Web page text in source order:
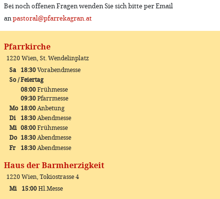
Bei noch offenen Fragen wenden Sie sich bitte per Email
an pastoral@pfarrekagran.at
Pfarrkirche
1220 Wien, St. Wendelinplatz
Sa
18:30 Vorabendmesse
So / Feiertag
08:00 Frühmesse
09:30 Pfarrmesse
Mo 18:00 Anbetung
Di
18:30 Abendmesse
Mi 08:00 Frühmesse
Do 18:30 Abendmesse
Fr
18:30 Abendmesse
Haus der Barmherzigkeit
1220 Wien, Tokiostrasse 4
Mi
15:00 Hl.Messe